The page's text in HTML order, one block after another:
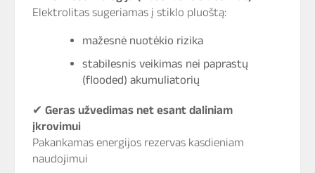
Elektrolitas sugeriamas į stiklo pluoštą:
mažesnė nuotėkio rizika
stabilesnis veikimas nei paprastų
(flooded) akumuliatorių
✔ Geras užvedimas net esant daliniam
įkrovimui
Pakankamas energijos rezervas kasdieniam
naudojimui